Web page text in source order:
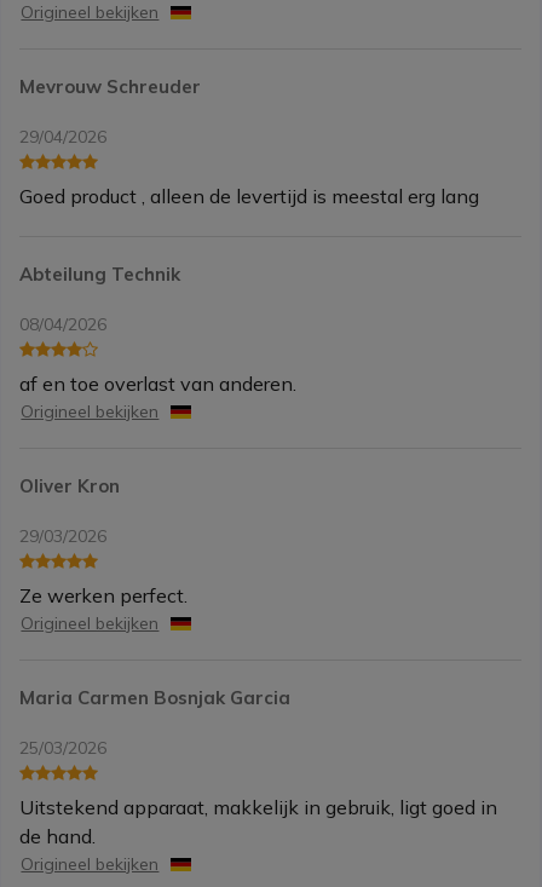
Origineel bekijken
Mevrouw Schreuder
29/04/2026
Goed product , alleen de levertijd is meestal erg lang
Abteilung Technik
08/04/2026
af en toe overlast van anderen.
Origineel bekijken
Oliver Kron
29/03/2026
Ze werken perfect.
Origineel bekijken
Maria Carmen Bosnjak Garcia
25/03/2026
Uitstekend apparaat, makkelijk in gebruik, ligt goed in
de hand.
Origineel bekijken